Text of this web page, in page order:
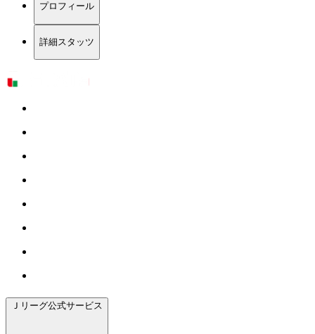
プロフィール
詳細スタッツ
Ｊリーグ公式サービス